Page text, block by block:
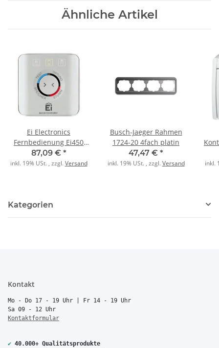
Ähnliche Artikel
Ei Electronics
Fernbedienung Ei450
Lithium 3V 10J. Funk
mobil
87,09 € *
inkl. 19% USt. , zzgl.Versand
Busch-Jaeger Rahmen
1724-20 4fach platin
47,47 € *
inkl. 19% USt. , zzgl.Versand inkl.
Kategorien
Kontakt
Mo - Do 17 - 19 Uhr | Fr 14 - 19 Uhr
Sa 09 - 12 Uhr
Kontaktformular
✔ 40.000+ Qualitätsprodukte